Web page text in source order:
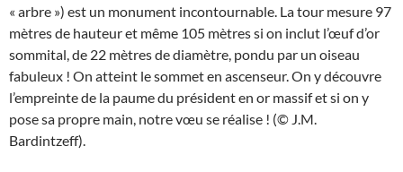
« arbre ») est un monument incontournable. La tour mesure 97
mètres de hauteur et même 105 mètres si on inclut l’œuf d’or
sommital, de 22 mètres de diamètre, pondu par un oiseau
fabuleux ! On atteint le sommet en ascenseur. On y découvre
l’empreinte de la paume du président en or massif et si on y
pose sa propre main, notre vœu se réalise ! (© J.M.
Bardintzeff).